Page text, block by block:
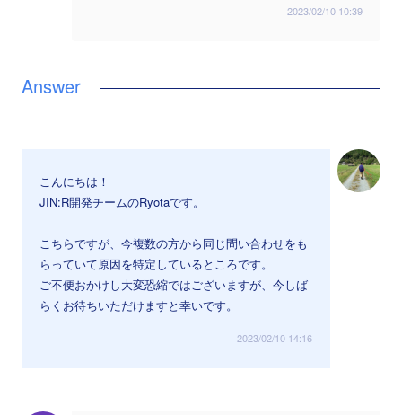
2023/02/10 10:39
こんにちは！
JIN:R開発チームのRyotaです。
こちらですが、今複数の方から同じ問い合わせをも
らっていて原因を特定しているところです。
ご不便おかけし大変恐縮ではございますが、今しば
らくお待ちいただけますと幸いです。
2023/02/10 14:16